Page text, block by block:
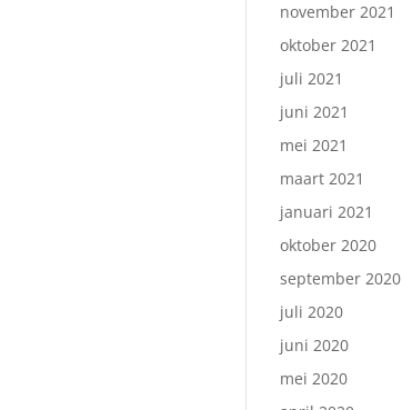
november 2021
oktober 2021
juli 2021
juni 2021
mei 2021
maart 2021
januari 2021
oktober 2020
september 2020
juli 2020
juni 2020
mei 2020